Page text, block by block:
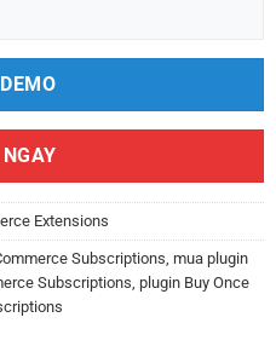
Extensions
Subscriptions mua plugin
Subscriptions plugin Buy Once